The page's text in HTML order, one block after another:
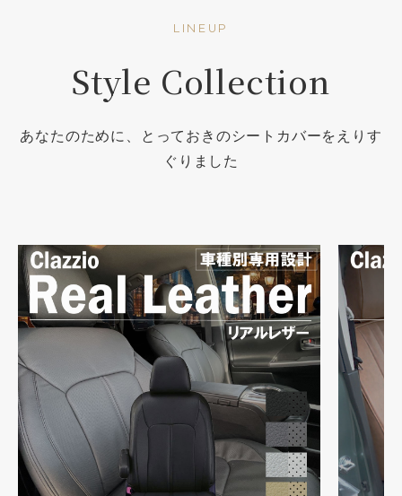
LINEUP
Style Collection
あなたのために、とっておきのシートカバーをえりす
ぐりました